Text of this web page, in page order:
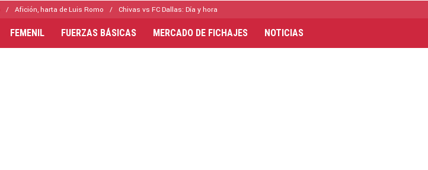
Afición, harta de Luis Romo Chivas vs FC Dallas: Día y hora
FEMENIL FUERZAS BÁSICAS MERCADO DE FICHAJES NOTICIAS